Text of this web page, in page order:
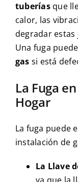
tuberíasque
calor, las
degradar
Una fuga
gas si está
La Fuga
Hogar
La fuga puede
instalación de
La Llave